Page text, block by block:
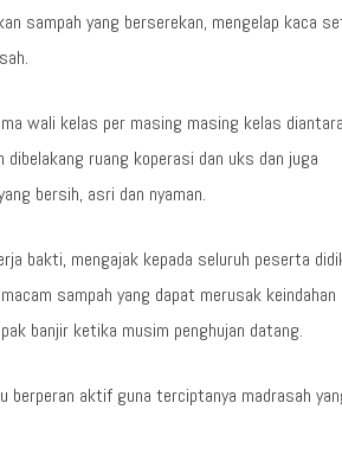
sampah yang berserekan, mengelap kaca
wali kelas per masing masing kelas
ruang koperasi dan uks dan juga
bersih, asri dan nyaman.
bakti, mengajak kepada seluruh peserta
sampah yang dapat merusak keindahan
banjir ketika musim penghujan datang.
berperan aktif guna terciptanya madrasah